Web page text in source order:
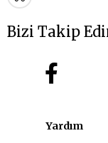
Bizi Takip